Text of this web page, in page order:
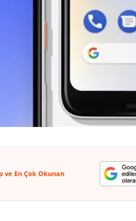
ve En Çok Okunan